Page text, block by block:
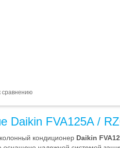
сравнению
Daikin FVA125A /
кондиционер Daikin